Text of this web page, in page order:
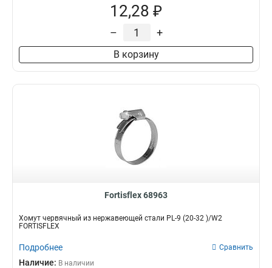
12,28 ₽
– +
В корзину
Fortisflex 68963
Хомут червячный из нержавеющей стали PL-9 (20-32 )/W2
FORTISFLEX
Подробнее Сравнить
Наличие: В наличии